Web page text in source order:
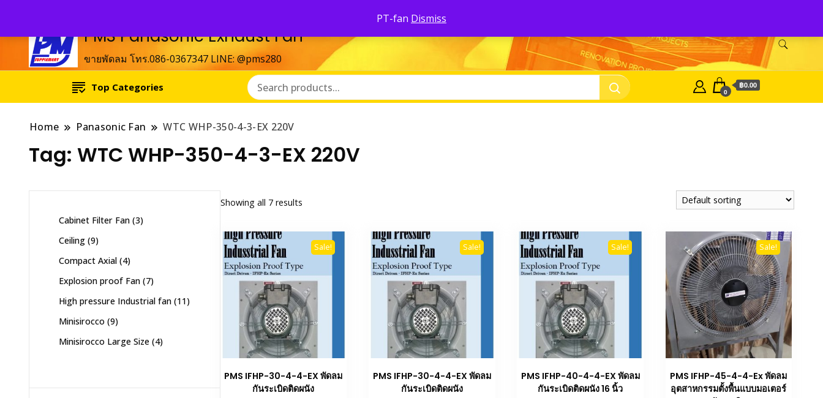
PT-fan Dismiss
PMS Panasonic Exhaust Fan
ขายพัดลม โทร.086-0367347 LINE: @pms280
Top Categories 0
฿0.00
Home Panasonic Fan WTC WHP-350-4-3-EX 220V
Tag: WTC WHP-350-4-3-EX 220V
Showing all 7 results
Sale!
PMS IFHP-30-4-4-EX พัดลม
กันระเบิดติดผนัง
Sale!
PMS IFHP-30-4-4-EX พัดลม
กันระเบิดติดผนัง
Sale!
PMS IFHP-40-4-4-EX พัดลม
กันระเบิดติดผนัง 16 นิ้ว
Sale!
PMS IFHP-45-4-4-Ex พัดลม
อุตสาหกรรมตั้งพื้นแบบมอเตอร์
Cabinet Filter Fan 33
Ceiling 99
Compact Axial 44
Explosion proof Fan 77
High pressure Industrial fan 1111
Minisirocco 99
Minisirocco Large Size 44